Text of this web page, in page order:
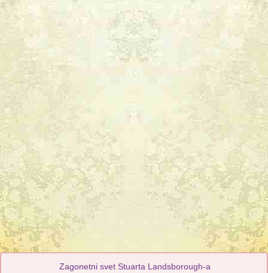
Zagonetni svet Stuarta Landsborough-a